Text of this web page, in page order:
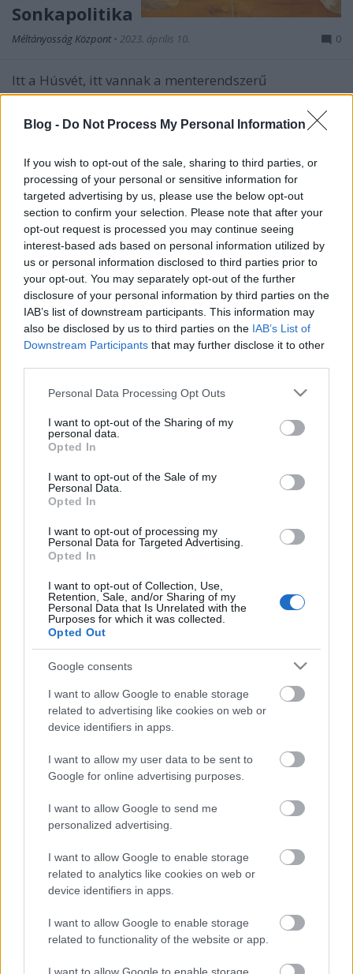
Blog - Do Not Process My Personal Information
If you wish to opt-out of the sale, sharing to third parties, or
processing of your personal or sensitive information for
targeted advertising by us, please use the below opt-out
section to confirm your selection. Please note that after your
opt-out request is processed you may continue seeing
interest-based ads based on personal information utilized by
us or personal information disclosed to third parties prior to
your opt-out. You may separately opt-out of the further
disclosure of your personal information by third parties on the
IAB’s list of downstream participants. This information may
also be disclosed by us to third parties on the IAB’s List of
Downstream Participants that may further disclose it to other
Please note that this website/app uses one or more Google
not limited to your visit or usage behaviour. You may click to
grant or deny consent to Google and its third-party tags to
use your data for below specified purposes in below Google
consent section.
Personal Data Processing Opt Outs
I want to opt-out of the Sharing of my
personal data.
Opted In
I want to opt-out of the Sale of my
Personal Data.
Opted In
I want to opt-out of processing my
Personal Data for Targeted Advertising.
Opted In
I want to opt-out of Collection, Use,
Retention, Sale, and/or Sharing of my
Personal Data that Is Unrelated with the
Purposes for which it was collected.
Opted Out
Google consents
I want to allow Google to enable storage
related to advertising like cookies on web or
device identifiers in apps.
I want to allow my user data to be sent to
Google for online advertising purposes.
I want to allow Google to send me
personalized advertising.
I want to allow Google to enable storage
related to analytics like cookies on web or
device identifiers in apps.
I want to allow Google to enable storage
related to functionality of the website or app.
Sonkapolitika
Méltányosság Központ • 2023. április 10. 0
Itt a Húsvét, itt vannak a menterendszerű
bejegyzések a politikusoktól, amikben kellemes
ünnepeket kívánnak minden követőjüknek,
potenciális szavazójuknak.
Politikai véleményárfolyam -
November
Twitter vs. Facebook
Méltányosság Központ• 2013. december 17.
A Méltányosság Politikaelemző Központ és a Neticle
Technologies egy, a hazai piacon teljesen
egyedülálló kutatást indít útjára, amely innovatív
módszerekkel eddig ismeretlen szemszögből láttatja
a hazai politikai folyamatokat. A Neticle
Technologies saját fejlesztésű webes…
Politikai véleményárfolyam - Július
Méltányosság Központ
A Méltányosság Politikaelemző Központ és a Neticle
Technologies egy, a hazai piacon teljesen
módszerekkel eddig ismeretlen szemszögből láttatja
a hazai politikai folyamatokat. A Neticle
A Google ébredése
Méltányosság• 2012. február 13.
váratlan bejelentést tett, miszerint idén március 1-
vel kezdődően összekapcsolja a különböző
szolgáltatásainak adatbázisait, személyre szabottá
téve ezzel a keresőprogramja használatát. Ez azt
jelenti, hogy az egyes felhasználó…
A webkettő és a közbeszéd
hanyatlása
Méltányosság• 2011. április 19.
Rengeteget írtunk már itt a blogon is az internet –
azon belül is a webkettő – politikai hatásairól. Ezek a
bejegyzések jórészt a pozitív hatásokra hívták fel a